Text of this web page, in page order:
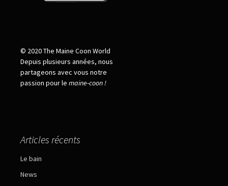
© 2020 The Maine Coon World
Depuis plusieurs années, nous
partageons avec vous notre
passion pour le maine-coon !
Articles récents
Le bain
News